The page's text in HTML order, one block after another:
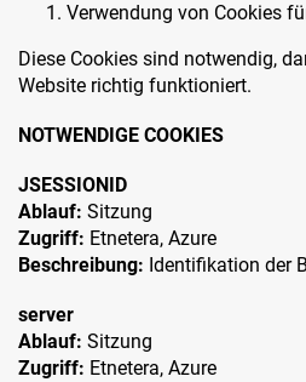
Verwendung von Cookies
Diese Cookies sind notwendig,
Website richtig funktioniert.
NOTWENDIGE COOKIES
JSESSIONID
Ablauf: Sitzung
Zugriff: Etnetera, Azure
Beschreibung: Identifikation der
server
Ablauf: Sitzung
Zugriff: Etnetera, Azure